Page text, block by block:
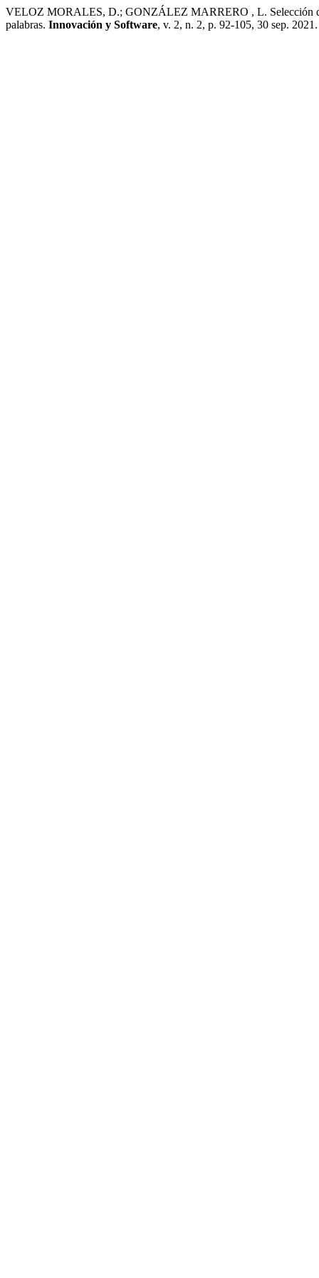
VELOZ MORALES, D.; GONZÁLEZ MARRERO , L. Selección
palabras. Innovación y Software, v. 2, n. 2, p. 92-105, 30 sep. 2021.